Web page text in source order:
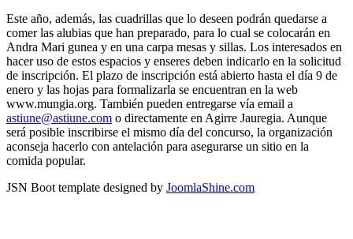
Este año, además, las cuadrillas que lo deseen podrán quedarse a
comer las alubias que han preparado, para lo cual se colocarán en
Andra Mari gunea y en una carpa mesas y sillas. Los interesados en
hacer uso de estos espacios y enseres deben indicarlo en la solicitud
de inscripción. El plazo de inscripción está abierto hasta el día 9 de
enero y las hojas para formalizarla se encuentran en la web
www.mungia.org. También pueden entregarse vía email a
astiune@astiune.com o directamente en Agirre Jauregia. Aunque
será posible inscribirse el mismo día del concurso, la organización
aconseja hacerlo con antelación para asegurarse un sitio en la
comida popular.
JSN Boot template designed by JoomlaShine.com